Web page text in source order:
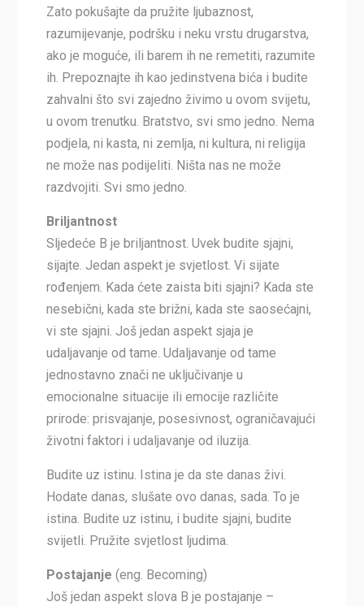
Zato pokušajte da pružite ljubaznost,
razumijevanje, podršku i neku vrstu drugarstva,
ako je moguće, ili barem ih ne remetiti, razumite
ih. Prepoznajte ih kao jedinstvena bića i budite
zahvalni što svi zajedno živimo u ovom svijetu,
u ovom trenutku. Bratstvo, svi smo jedno. Nema
podjela, ni kasta, ni zemlja, ni kultura, ni religija
ne može nas podijeliti. Ništa nas ne može
razdvojiti. Svi smo jedno.
Briljantnost
Sljedeće B je briljantnost. Uvek budite sjajni,
sijajte. Jedan aspekt je svjetlost. Vi sijate
rođenjem. Kada ćete zaista biti sjajni? Kada ste
nesebični, kada ste brižni, kada ste saosećajni,
vi ste sjajni. Još jedan aspekt sjaja je
udaljavanje od tame. Udaljavanje od tame
jednostavno znači ne uključivanje u
emocionalne situacije ili emocije različite
prirode: prisvajanje, posesivnost, ograničavajući
životni faktori i udaljavanje od iluzija.
Budite uz istinu. Istina je da ste danas živi.
Hodate danas, slušate ovo danas, sada. To je
istina. Budite uz istinu, i budite sjajni, budite
svijetli. Pružite svjetlost ljudima.
Postajanje (eng. Becoming)
Još jedan aspekt slova B je postajanje –